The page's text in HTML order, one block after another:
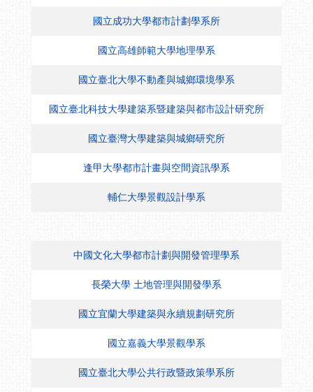
國立成功大學都市計劃學系所
國立高雄師範大學地理學系
國立臺北大學不動產與城鄉環境學系
國立臺北科技大學建築系暨建築與都市設計研究所
國立臺灣大學建築與城鄉研究所
逢甲大學都市計畫與空間資訊學系
輔仁大學景觀設計學系
中國文化大學都市計劃與開發管理學系
長榮大學 土地管理與開發學系
國立宜蘭大學建築與永續規劃研究所
國立嘉義大學景觀學系
國立臺北大學公共行政暨政策學系所